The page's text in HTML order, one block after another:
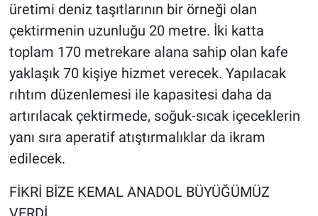
üretimi deniz taşıtlarının bir örneği olan
çektirmenin uzunluğu 20 metre. İki katta
toplam 170 metrekare alana sahip olan kafe
yaklaşık 70 kişiye hizmet verecek. Yapılacak
rıhtım düzenlemesi ile kapasitesi daha da
artırılacak çektirmede, soğuk-sıcak içeceklerin
yanı sıra aperatif atıştırmalıklar da ikram
edilecek.
FİKRİ BİZE KEMAL ANADOL BÜYÜĞÜMÜZ